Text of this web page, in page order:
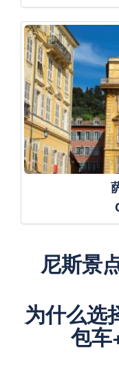
尼斯景
为什么选
包车